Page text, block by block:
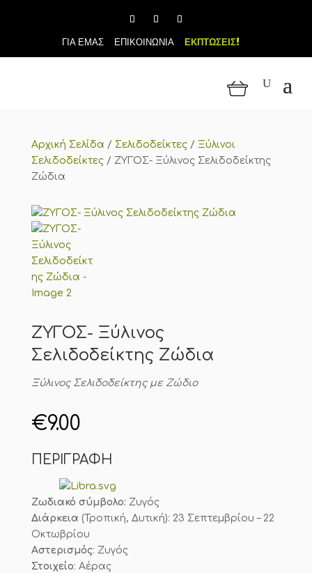
ΓΙΑ ΕΜΑΣ ΕΠΙΚΟΙΝΩΝΙΑ ΕΚΠΤΩΣΕΙΣ!
Αρχική Σελίδα / Σελιδοδείκτες/ Ξύλινοι
Σελιδοδείκτες/ ΖΥΓΟΣ- Ξύλινος Σελιδοδείκτης
Ζώδια
ΖΥΓΟΣ- Ξύλινος
Σελιδοδείκτης Ζώδια
Ξύλινος Σελιδοδείκτης με Ζώδιο
€9.00
ΠΕΡΙΓΡΑΦΗ
Ζωδιακό σύμβολο: Ζυγός
Διάρκεια (Τροπική, Δυτική): 23 Σεπτεμβρίου – 22
Οκτωβρίου
Αστερισμός: Ζυγός
Στοιχείο: Αέρας